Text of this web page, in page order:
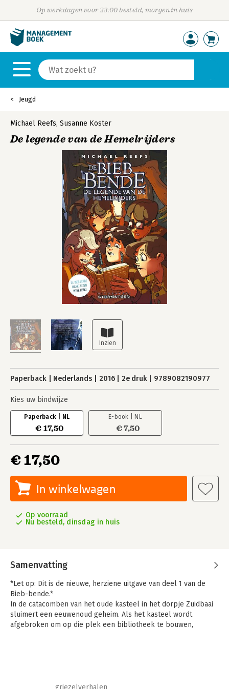
Op werkdagen voor 23:00 besteld, morgen in huis
Jeugd
Michael Reefs, Susanne Koster
De legende van de Hemelrijders
Paperback Nederlands 2016 2e druk 9789082190977
Kies uw bindwijze
Paperback | NL
€ 17,50
E-book | NL
€ 7,50
€ 17,50
In winkelwagen
Op voorraad
Nu besteld, dinsdag in huis
Samenvatting
*Let op: Dit is de nieuwe, herziene uitgave van deel 1 van de
Bieb-bende.*
In de catacomben van het oude kasteel in het dorpje Zuidbaai
sluimert een eeuwenoud geheim. Als het kasteel wordt
afgebroken om op die plek een bibliotheek te bouwen,
meeslepende race tegen de klok moeten de kinderen het